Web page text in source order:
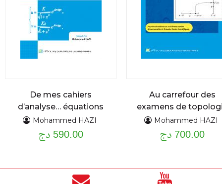
Au carrefour des
examens de
problèmes et
exercices résolus
Mohammed HAZI
700.00 دج
De mes cahiers
d’analyse… équations
différentielles
ordinaires du premier
et second ordre :
applications cours
détaillé et exercices
Mohammed HAZI
590.00 دج